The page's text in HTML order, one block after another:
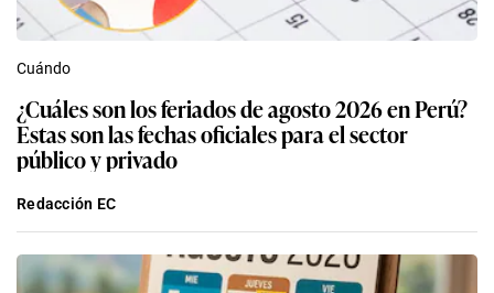
Cuándo
¿Cuáles son los feriados de agosto 2026 en Perú?
Estas son las fechas oficiales para el sector
público y privado
Redacción EC